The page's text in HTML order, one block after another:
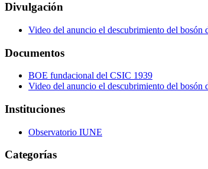
Divulgación
Video del anuncio el descubrimiento del bosón
Documentos
BOE fundacional del CSIC 1939
Video del anuncio el descubrimiento del bosón
Instituciones
Observatorio IUNE
Categorías